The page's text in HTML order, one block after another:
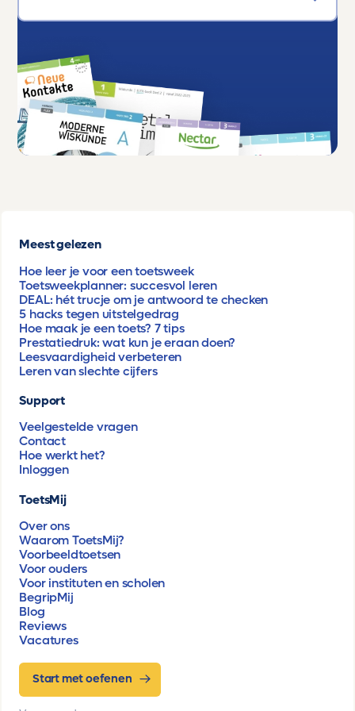
Meest gelezen
Hoe leer je voor een toetsweek
Toetsweekplanner: succesvol leren
DEAL: hét trucje om je antwoord te checken
5 hacks tegen uitstelgedrag
Hoe maak je een toets? 7 tips
Prestatiedruk: wat kun je eraan doen?
Leesvaardigheid verbeteren
Leren van slechte cijfers
Support
Veelgestelde vragen
Contact
Hoe werkt het?
Inloggen
ToetsMij
Over ons
Waarom ToetsMij?
Voorbeeldtoetsen
Voor ouders
Voor instituten en scholen
BegripMij
Blog
Reviews
Vacatures
Start met oefenen